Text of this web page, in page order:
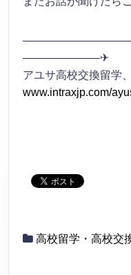
———————✈
アユサ高校交換留学
www.intraxjp.com/
高校留学・高校交